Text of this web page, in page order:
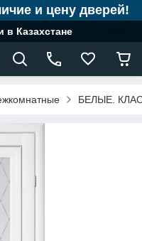
и цену дверей!
Казахстане
БЕЛЫЕ.